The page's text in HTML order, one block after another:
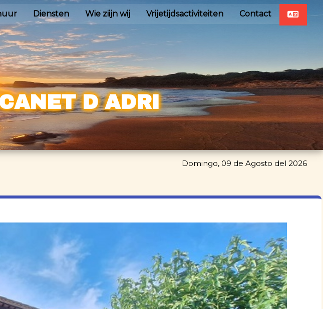
D ADRI
Contact
Vrijetijdsactiviteiten
Wie ziijn wij
Diensten
Domingo, 09 de Agosto del 2026